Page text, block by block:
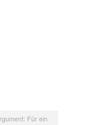
Für ein